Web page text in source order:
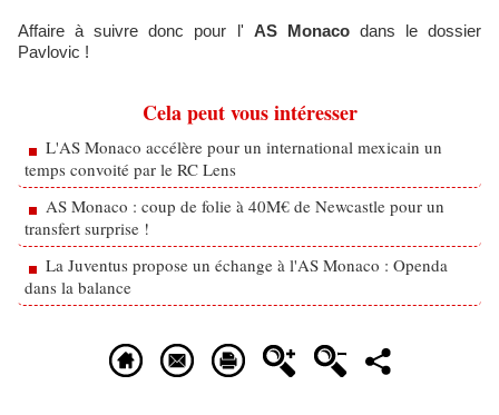
Affaire à suivre donc pour l' AS Monacodans le dossier
Pavlovic !
Cela peut vous intéresser
L'AS Monaco accélère pour un international mexicain un
temps convoité par le RC Lens
AS Monaco : coup de folie à 40M€ de Newcastle pour un
transfert surprise !
La Juventus propose un échange à l'AS Monaco : Openda
dans la balance